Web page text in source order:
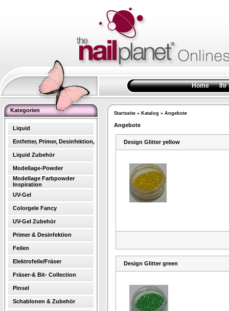
Home Ihr
Kategorien
Liquid
Entfetter, Primer, Desinfektion,
Liquid Zubehör
Modellage-Powder
Modellage Farbpowder
Inspiration
UV-Gel
Colorgele Fancy
UV-Gel Zubehör
Primer & Desinfektion
Feilen
Elektrofeile/Fräser
Fräser-& Bit- Collection
Pinsel
Schablonen & Zubehör
Startseite » Katalog » Angebote
Angebote
Design Glitter yellow
Design Glitter green